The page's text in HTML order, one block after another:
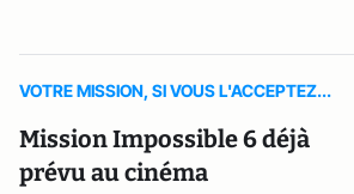
VOTRE MISSION, SI VOUS L'ACCEPTEZ...
Mission Impossible 6 déjà
prévu au cinéma